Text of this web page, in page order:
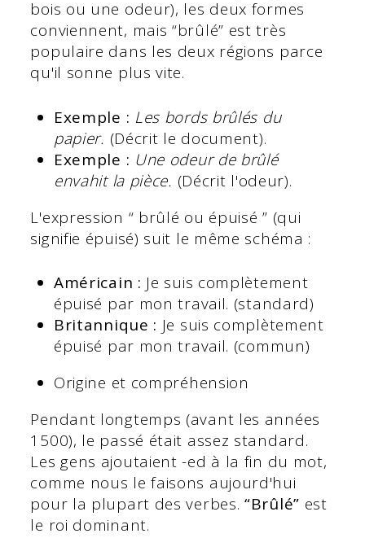
bois ou une odeur), les deux formes
conviennent, mais “brûlé” est très
populaire dans les deux régions parce
qu'il sonne plus vite.
Exemple : Les bords brûlés du
papier. (Décrit le document).
Exemple : Une odeur de brûlé
envahit la pièce. (Décrit l'odeur).
L'expression “ brûlé ou épuisé ” (qui
signifie épuisé) suit le même schéma :
Américain : Je suis complètement
épuisé par mon travail. (standard)
Britannique : Je suis complètement
épuisé par mon travail. (commun)
Origine et compréhension
Pendant longtemps (avant les années
1500), le passé était assez standard.
Les gens ajoutaient -ed à la fin du mot,
comme nous le faisons aujourd'hui
pour la plupart des verbes.“Brûlé” est
le roi dominant.